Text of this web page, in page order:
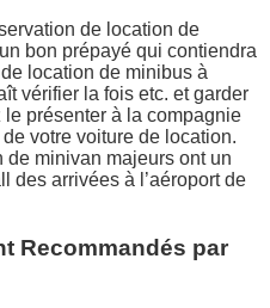
de location de
bon prépayé qui contiendra
location de minibus à
vérifier la fois etc. et garder
présenter à la compagnie
votre voiture de location.
de minivan majeurs ont un
des arrivées à l’aéroport de
Recommandés par